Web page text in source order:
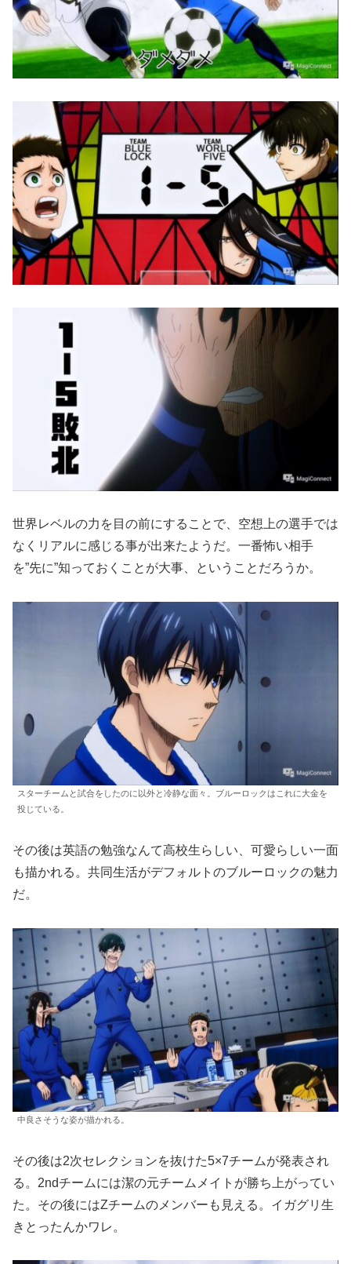
世界レベルの力を目の前にすることで、空想上の選手では
なくリアルに感じる事が出来たようだ。一番怖い相手
を”先に”知っておくことが大事、ということだろうか。
スターチームと試合をしたのに以外と冷静な面々。ブルーロックはこれに大金を
投じている。
その後は英語の勉強なんて高校生らしい、可愛らしい一面
も描かれる。共同生活がデフォルトのブルーロックの魅力
だ。
中良さそうな姿が描かれる。
その後は2次セレクションを抜けた5×7チームが発表され
る。2ndチームには潔の元チームメイトが勝ち上がってい
た。その後にはZチームのメンバーも見える。イガグリ生
きとったんかワレ。